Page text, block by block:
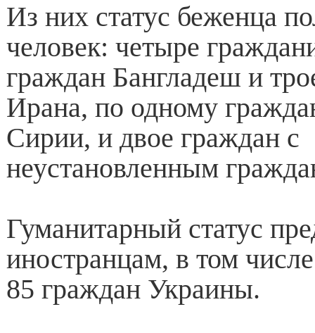
Из них статус беженца
человек: четыре
граждан Бангладеш и
Ирана, по одному
Сирии, и двое граждан с
неустановленным
Гуманитарный статус
иностранцам, в том
85 граждан Украины.